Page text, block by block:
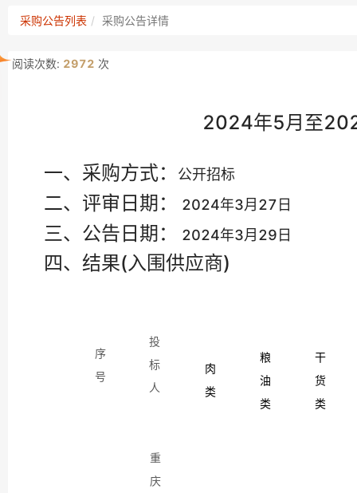
采购公告列表 采购公告详情
阅读次数: 2972 次
2024年5月至
一、采购方式： 公开招标
二、评审日期： 2024年3月27日
三、公告日期： 2024年3月29日
四、结果(入围供应商)
序
号
投
标
人
肉
类
粮
油
类
干
货
类
重
庆